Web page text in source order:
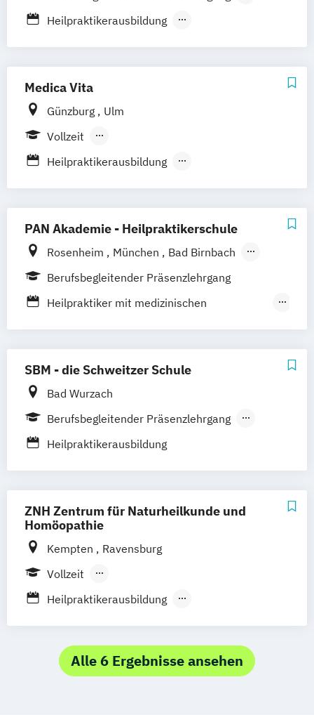
Rosenheim Rostock Saarbrücken
Siegen Stuttgart Trier Tübingen
Psychologische Beratung
Vollzeit
Heilpraktikerausbildung
Medica Vita
Günzburg
Ulm
Vollzeit
Berufsbegleitender Präsenzlehrgang
Heilpraktikerausbildung
Tierheilpraktiker
PAN Akademie - Heilpraktikerschule
Rosenheim München
Bad Birnbach
Bayreuth
Kempten Altötting
Berufsbegleitender Präsenzlehrgang
Heilpraktiker mit medizinischen
Kenntnisse
SBM - die Schweitzer Schule
Bad Wurzach
Berufsbegleitender Präsenzlehrgang
Fernlehrgang
Heilpraktikerausbildung
ZNH Zentrum für Naturheilkunde und
Homöopathie
Kempten
Ravensburg
Vollzeit
Berufsbegleitender Präsenzlehrgang
Heilpraktikerausbildung
Alle 6 Ergebnisse ansehen